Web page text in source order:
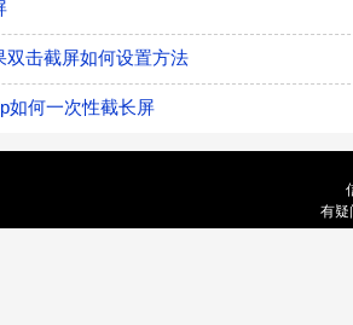
击截屏如何设置方法
如何一次性截长屏
有疑